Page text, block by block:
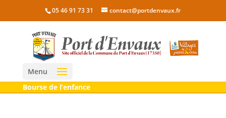
05 46 91 73 31 contact@portdenvaux.fr
Menu
Bourse de l’enfance